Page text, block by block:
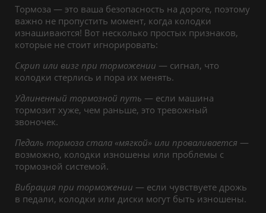
Тормоза — это ваша безопасность на дороге, поэтому
важно не пропустить момент, когда колодки
изнашиваются! Вот несколько простых признаков,
которые не стоит игнорировать:
Скрип или визг при торможении — сигнал, что
колодки стерлись и пора их менять.
Удлиненный тормозной путь — если машина
тормозит хуже, чем раньше, это тревожный
звоночек.
Педаль тормоза стала «мягкой» или проваливается —
возможно, колодки изношены или проблемы с
тормозной системой.
Вибрация при торможении — если чувствуете дрожь
в педали, колодки или диски могут быть изношены.